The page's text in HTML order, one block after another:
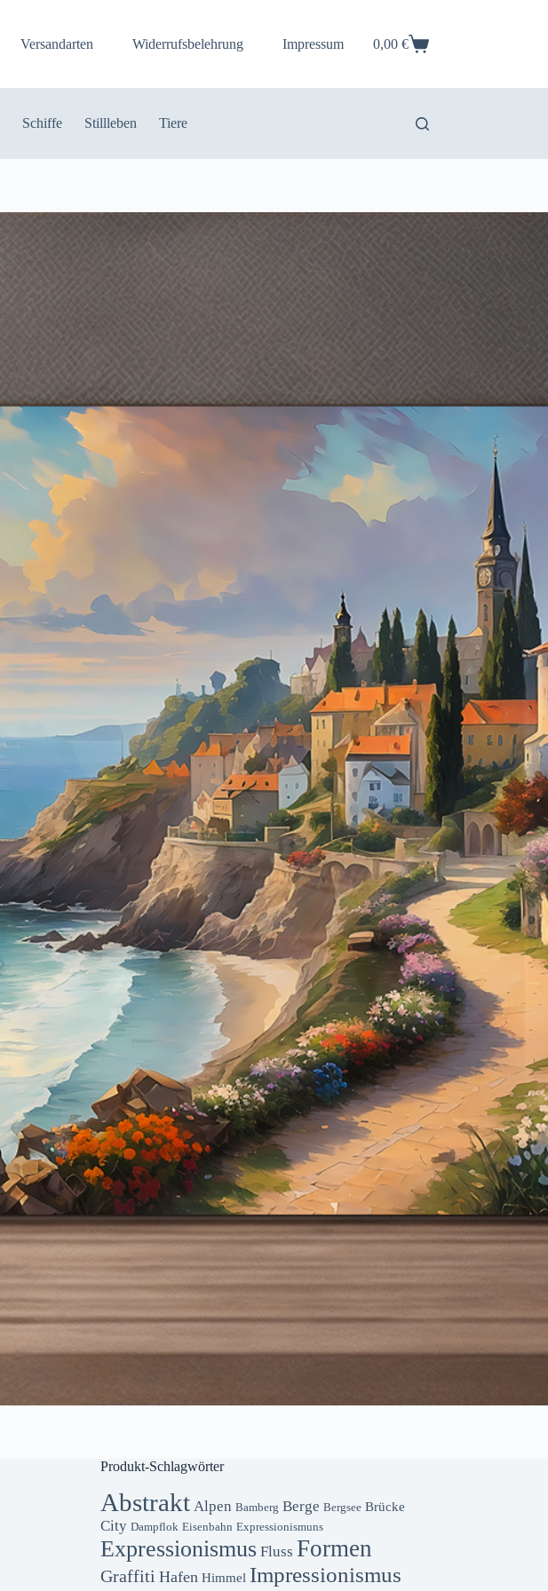
Versandarten Widerrufsbelehrung Impressum Warenkorb
0,00 €
Schiffe Stillleben Tiere
Produkt-Schlagwörter
Abstrakt Alpen Bamberg Berge Bergsee Brücke
City Dampflok Eisenbahn Expressionismuns
Expressionismus Fluss Formen
Graffiti Hafen Himmel Impressionismus